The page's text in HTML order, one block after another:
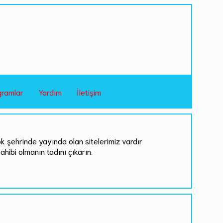
Yardım İletişim
yayında olan sitelerimiz vardır
olmanın tadını çıkarın.